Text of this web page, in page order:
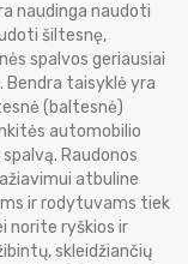
naudinga naudoti
šiltesnę,
spalvos geriausiai
taisyklė yra
(baltesnė)
automobilio
Raudonos
atbuline
ir rodytuvams tiek
norite ryškios ir
skleidžiančių